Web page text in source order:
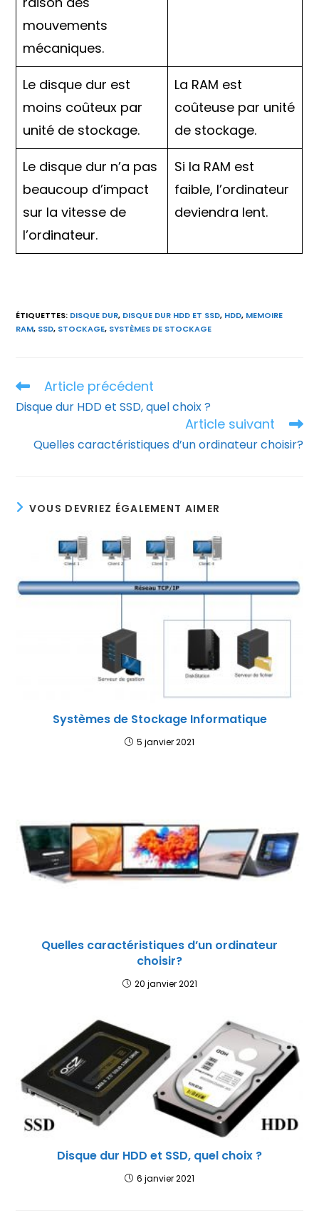
mouvements
mécaniques.
Le disque dur est
moins coûteux par
unité de stockage.
La RAM est
coûteuse par unité
de stockage.
Le disque dur n’a pas
beaucoup d’impact
sur la vitesse de
l’ordinateur.
Si la RAM est
faible, l’ordinateur
deviendra lent.
ÉTIQUETTES: DISQUE DUR, DISQUE DUR HDD ET SSD, HDD, MEMOIRE
RAM, SSD, STOCKAGE, SYSTÈMES DE STOCKAGE
Read
more
articles
Article précédent
Disque dur HDD et SSD, quel choix ?
Article suivant
Quelles caractéristiques d’un ordinateur choisir?
VOUS DEVRIEZ ÉGALEMENT AIMER
Systèmes de Stockage Informatique
5 janvier 2021
Quelles caractéristiques d’un ordinateur
choisir?
20 janvier 2021
Disque dur HDD et SSD, quel choix ?
6 janvier 2021